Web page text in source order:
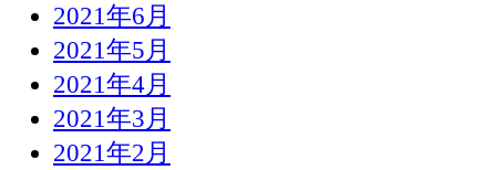
2021年6月
2021年5月
2021年4月
2021年3月
2021年2月